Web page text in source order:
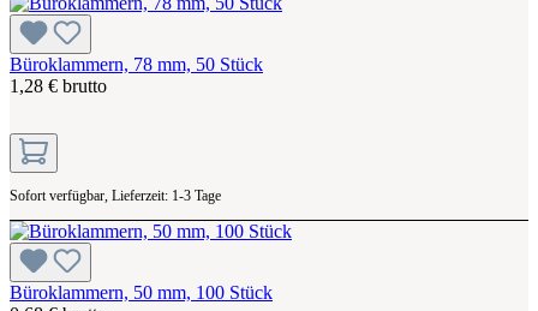
Büroklammern, 78 mm, 50 Stück
1,28 € brutto
Sofort verfügbar, Lieferzeit: 1-3 Tage
Büroklammern, 50 mm, 100 Stück